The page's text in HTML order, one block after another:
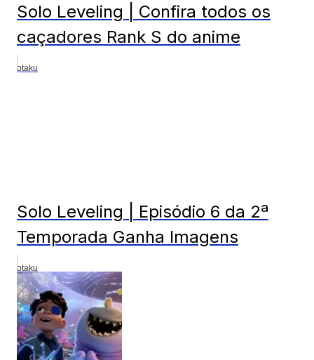
Solo Leveling | Confira todos os
caçadores Rank S do anime
otaku
Solo Leveling | Episódio 6 da 2ª
Temporada Ganha Imagens
otaku